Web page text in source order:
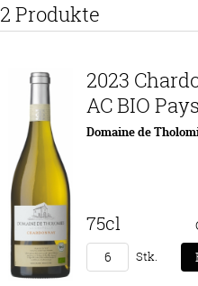
2 Produkte
2023
AC BIO Pays
Domaine de
75cl
Stk.